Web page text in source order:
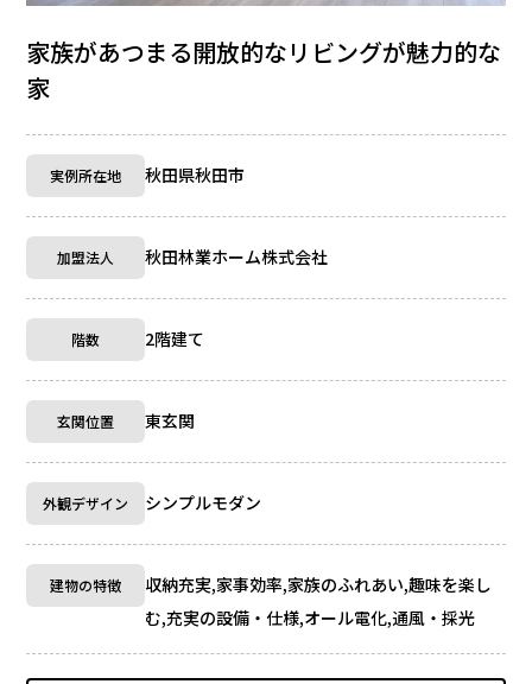
家族があつまる開放的なリビングが魅力的な
家
実例所在地 秋田県秋田市
加盟法人 秋田林業ホーム株式会社
階数 2階建て
玄関位置 東玄関
外観デザイン シンプルモダン
建物の特徴
収納充実,家事効率,家族のふれあい,趣味を楽し
む,充実の設備・仕様,オール電化,通風・採光